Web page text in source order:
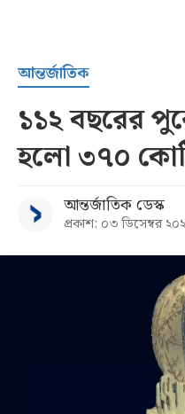
সর্বশেষ
বিভাগ
আন্তর্জাতিক
১১২ বছরের
হলো ৩৭০
আন্তর্জাতিক ডেস্ক
প্রকাশ: ০৩ ডিসেম্বর